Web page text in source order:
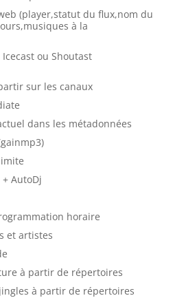
(player,statut du flux,nom du
à la
ou Shoutast
sur les canaux
dans les métadonnées
+ AutoDj
horaire
et artistes
à partir de répertoires
à partir de répertoires